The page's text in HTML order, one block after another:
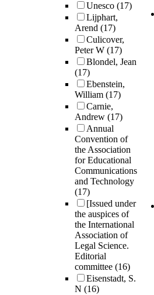
Unesco (17)
Lijphart,
Arend (17)
Culicover,
Peter W (17)
Blondel, Jean
(17)
Ebenstein,
William (17)
Carnie,
Andrew (17)
Annual
Convention of
the Association
for Educational
Communications
and Technology
(17)
[Issued under
the auspices of
the International
Association of
Legal Science.
Editorial
committee (16)
Eisenstadt, S.
N (16)